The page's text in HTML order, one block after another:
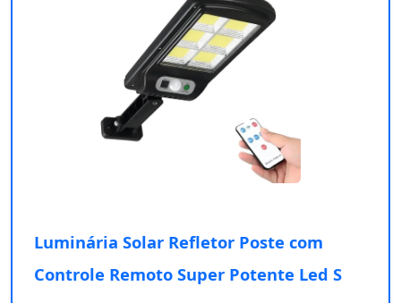
Luminária Solar Refletor Poste com
Controle Remoto Super Potente Led S